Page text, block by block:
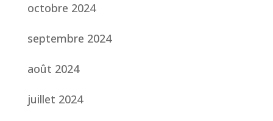
octobre 2024
septembre 2024
août 2024
juillet 2024